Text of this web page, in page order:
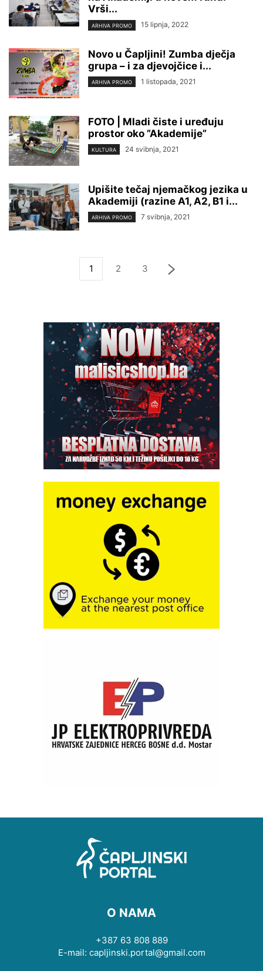
Vrši...
ARHIVA PROMO 15 lipnja, 2022
Novo u Čapljini! Zumba dječja
grupa – i za djevojčice i...
ARHIVA PROMO 1 listopada, 2021
FOTO | Mladi čiste i uređuju
prostor oko ”Akademije”
KULTURA 24 svibnja, 2021
Upišite tečaj njemačkog jezika u
Akademiji (razine A1, A2, B1 i...
ARHIVA PROMO 7 svibnja, 2021
1 2 3
O NAMA
+387 63 808 889
E-mail: capljinski.portal@gmail.com